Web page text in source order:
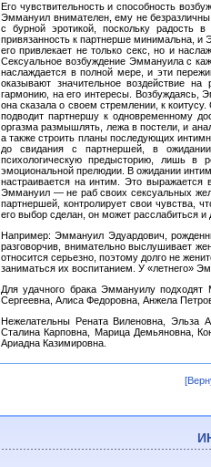
Его чувствительность и способность
Эммануил внимателен, ему не
с бурной эротикой, поскольку радость
привязанность к партнерше минимальна, и
его привлекает не только секс, но и
Сексуальное возбуждение Эммануила с
наслаждается в полной мере, и эти
оказывают значительное воздействие
гармонию, на его интересы. Возбуждаясь,
она сказала о своем стремлении, к
подводит партнершу к одновременному
оргазма размышлять, лежа в постели, и
а также строить планы последующих
до свидания с партнершей, в
психологическую предысторию, лишь в
эмоциональной прелюдии. В ожидании
настраивается на интим. Это выражается
Эммануил — не раб своих сексуальных
партнершей, контролирует свои чувства,
его выбор сделан, он может расслабиться
Например: Эммануил Эдуардович,
разговорчив, внимательно выслушивает
относится серьезно, поэтому долго не
заниматься их воспитанием. У «летнего»
Для удачного брака Эммануилу
Сергеевна, Алиса Федоровна, Анжела
Нежелательны Рената Виленовна, Эльза
Сталина Карповна, Марица Демьяновна,
Ариадна Казимировна.